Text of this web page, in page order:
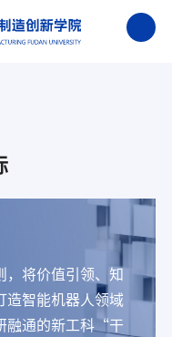
，将价值引领、知
造智能机器人领域
融通的新工科“干